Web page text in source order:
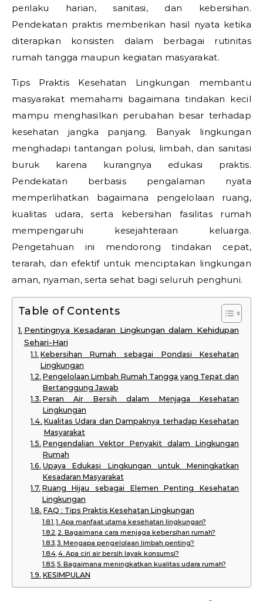
perilaku harian, sanitasi, dan kebersihan.
Pendekatan praktis memberikan hasil nyata ketika
diterapkan konsisten dalam berbagai rutinitas
rumah tangga maupun kegiatan masyarakat.
Tips Praktis Kesehatan Lingkungan membantu
masyarakat memahami bagaimana tindakan kecil
mampu menghasilkan perubahan besar terhadap
kesehatan jangka panjang. Banyak lingkungan
menghadapi tantangan polusi, limbah, dan sanitasi
buruk karena kurangnya edukasi praktis.
Pendekatan berbasis pengalaman nyata
memperlihatkan bagaimana pengelolaan ruang,
kualitas udara, serta kebersihan fasilitas rumah
mempengaruhi kesejahteraan keluarga.
Pengetahuan ini mendorong tindakan cepat,
terarah, dan efektif untuk menciptakan lingkungan
aman, nyaman, serta sehat bagi seluruh penghuni.
Table of Contents
Pentingnya Kesadaran Lingkungan dalam Kehidupan
Sehari-Hari
Kebersihan Rumah sebagai Pondasi Kesehatan
Lingkungan
Pengelolaan Limbah Rumah Tangga yang Tepat dan
Bertanggung Jawab
Peran Air Bersih dalam Menjaga Kesehatan
Lingkungan
Kualitas Udara dan Dampaknya terhadap Kesehatan
Masyarakat
Pengendalian Vektor Penyakit dalam Lingkungan
Rumah
Upaya Edukasi Lingkungan untuk Meningkatkan
Kesadaran Masyarakat
Ruang Hijau sebagai Elemen Penting Kesehatan
Lingkungan
FAQ : Tips Praktis Kesehatan Lingkungan
1. Apa manfaat utama kesehatan lingkungan?
2. Bagaimana cara menjaga kebersihan rumah?
3. Mengapa pengelolaan limbah penting?
4. Apa ciri air bersih layak konsumsi?
5. Bagaimana meningkatkan kualitas udara rumah?
KESIMPULAN